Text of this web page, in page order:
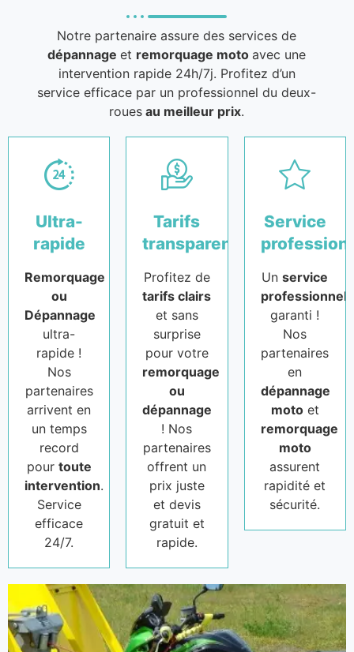
Notre partenaire assure des services de
dépannageet remorquage motoavec une
intervention rapide 24h/7j. Profitez d’un
service efficace par un professionnel du deux-
roues au meilleur prix.
Ultra-
rapide
Remorquage
ou
Dépannage
ultra-
rapide !
Nos
partenaires
arrivent en
un temps
record
pour toute
intervention.
Service
efficace
24/7.
Tarifs
transparents
Profitez de
tarifs clairs
et sans
surprise
pour votre
remorquage
ou
dépannage
! Nos
partenaires
offrent un
prix juste
et devis
gratuit et
rapide.
Service
Unservice
professionnel
garanti !
Nos
partenaires
en
dépannage
motoet
remorquage
moto
assurent
rapidité et
sécurité.